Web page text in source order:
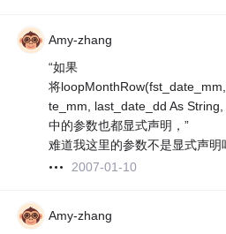
Amy-zhang
“如果
将
te_mm, last_date_dd As
中的参数也都显式声明，”
难道我这里的参数不是显式声明
2007-01-10
Amy-zhang